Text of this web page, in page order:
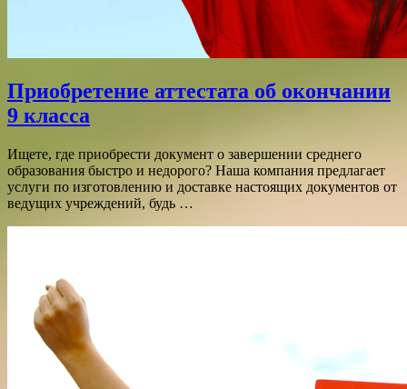
Приобретение аттестата об окончании
9 класса
Ищете, где приобрести документ о завершении среднего
образования быстро и недорого? Наша компания предлагает
услуги по изготовлению и доставке настоящих документов от
ведущих учреждений, будь …